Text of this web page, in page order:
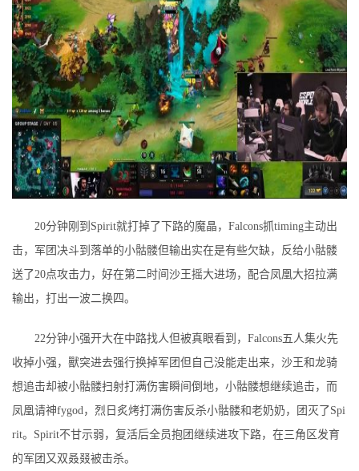
20分钟刚到Spirit就打掉了下路的魔晶，Falcons抓timing主动出
击，军团决斗到落单的小骷髅但输出实在是有些欠缺，反给小骷髅
送了20点攻击力，好在第二时间沙王摇大进场，配合凤凰大招拉满
输出，打出一波二换四。
22分钟小强开大在中路找人但被真眼看到，Falcons五人集火先
收掉小强，獸突进去强行换掉军团但自己没能走出来，沙王和龙骑
想追击却被小骷髅扫射打满伤害瞬间倒地，小骷髅想继续追击，而
凤凰请神fygod，烈日炙烤打满伤害反杀小骷髅和老奶奶，团灭了Spi
rit。Spirit不甘示弱，复活后全员抱团继续进攻下路，在三角区发育
的军团又双叒叕被击杀。